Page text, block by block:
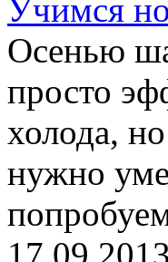
Учимся
Осенью
просто
холода,
нужно
17.09.2013